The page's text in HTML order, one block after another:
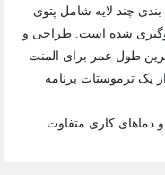
چند لایه شامل پتوی
شده است. طراحی و
طول عمر برای المنت
یک ترموستات برنامه
کاری متفاوت